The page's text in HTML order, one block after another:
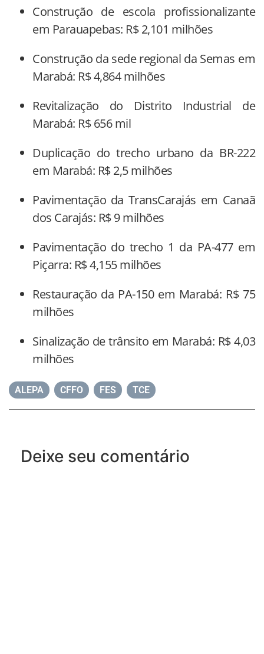
Construção de escola profissionalizante
em Parauapebas: R$ 2,101 milhões
Construção da sede regional da Semas em
Marabá: R$ 4,864 milhões
Revitalização do Distrito Industrial de
Marabá: R$ 656 mil
Duplicação do trecho urbano da BR-222
em Marabá: R$ 2,5 milhões
Pavimentação da TransCarajás em Canaã
dos Carajás: R$ 9 milhões
Pavimentação do trecho 1 da PA-477 em
Piçarra: R$ 4,155 milhões
Restauração da PA-150 em Marabá: R$ 75
milhões
Sinalização de trânsito em Marabá: R$ 4,03
milhões
ALEPA CFFO FES TCE
Deixe seu comentário